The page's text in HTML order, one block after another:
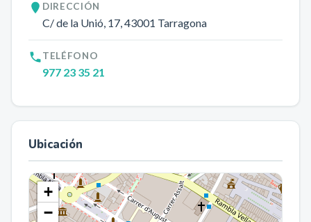
DIRECCIÓN
C/ de la Unió, 17, 43001 Tarragona
TELÉFONO
977 23 35 21
Ubicación
+
−